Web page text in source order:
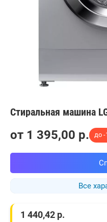
Стиральная машина
Все
от 1 395,00 p. до -
1 440,42 р.